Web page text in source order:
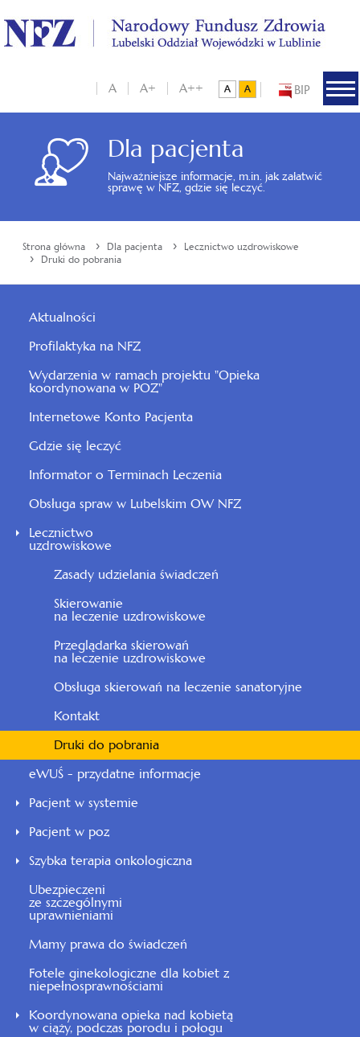
BIP
A A+ A++
Dla pacjenta
Najważniejsze informacje, m.in. jak załatwić
sprawę w NFZ, gdzie się leczyć.
Strona główna › Dla pacjenta › Lecznictwo uzdrowiskowe
› Druki do pobrania
Aktualności
Profilaktyka na NFZ
Wydarzenia w ramach projektu "Opieka
koordynowana w POZ"
Internetowe Konto Pacjenta
Gdzie się leczyć
Informator o Terminach Leczenia
Obsługa spraw w Lubelskim OW NFZ
Lecznictwo
uzdrowiskowe
Zasady udzielania świadczeń
Skierowanie
na leczenie uzdrowiskowe
Przeglądarka skierowań
na leczenie uzdrowiskowe
Obsługa skierowań na leczenie sanatoryjne
Kontakt
Druki do pobrania
eWUŚ - przydatne informacje
Pacjent w systemie
Pacjent w poz
Szybka terapia onkologiczna
Ubezpieczeni
ze szczególnymi
uprawnieniami
Mamy prawa do świadczeń
Fotele ginekologiczne dla kobiet z
niepełnosprawnościami
Koordynowana opieka nad kobietą
w ciąży, podczas porodu i połogu